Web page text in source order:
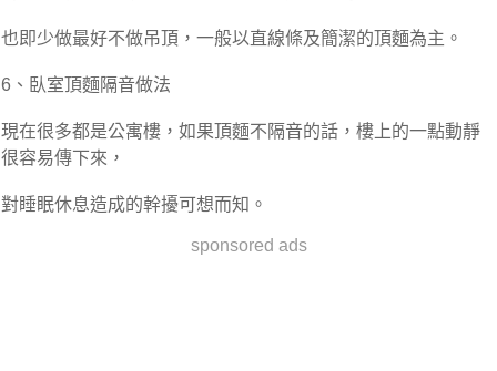
也即少做最好不做吊頂，一般以直線條及簡潔的頂麵為主。
6、臥室頂麵隔音做法
現在很多都是公寓樓，如果頂麵不隔音的話，樓上的一點動靜
很容易傳下來，
對睡眠休息造成的幹擾可想而知。
sponsored ads